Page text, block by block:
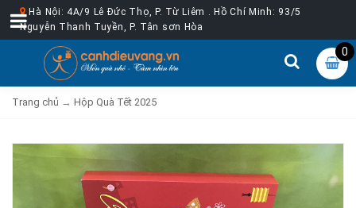
Hà Nội: 4A/9 Lê Đức Thọ, P. Từ Liêm . Hồ Chí Minh: 93/5
Nguyễn Thanh Tuyền, P. Tân sơn Hòa
0
Trang chủ → Hộp Quà Tết 2025